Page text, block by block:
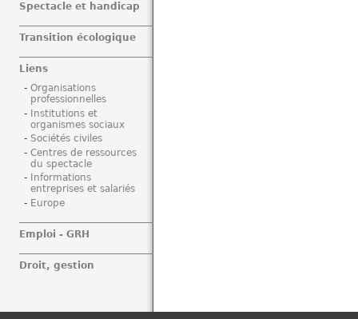
Spectacle et handicap
Transition écologique
Liens
Organisations
professionnelles
Institutions et
organismes sociaux
Sociétés civiles
Centres de ressources
du spectacle
Informations
entreprises et salariés
Europe
Emploi - GRH
Droit, gestion